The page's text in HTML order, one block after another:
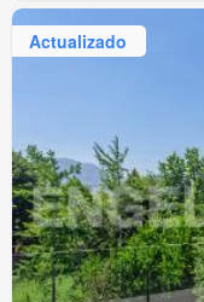
Actualizado